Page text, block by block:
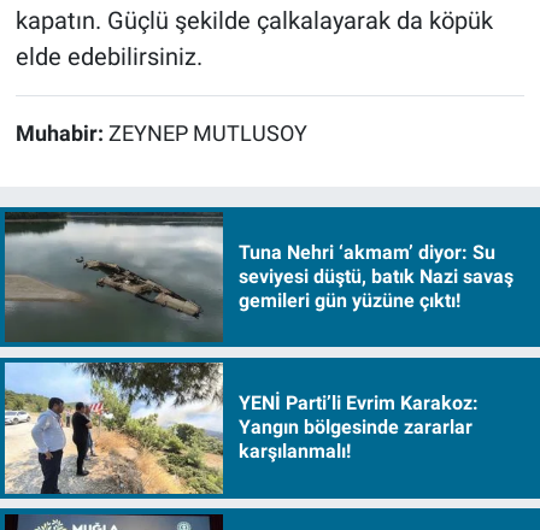
kapatın. Güçlü şekilde çalkalayarak da köpük
elde edebilirsiniz.
Muhabir: ZEYNEP MUTLUSOY
Tuna Nehri ‘akmam’ diyor: Su
seviyesi düştü, batık Nazi savaş
gemileri gün yüzüne çıktı!
YENİ Parti’li Evrim Karakoz:
Yangın bölgesinde zararlar
karşılanmalı!